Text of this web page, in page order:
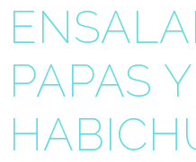
PAPAS Y